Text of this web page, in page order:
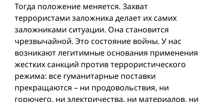
Тогда положение меняется. Захват
террористами заложника делает их самих
заложниками ситуации. Она становится
чрезвычайной. Это состояние войны. У нас
возникают легитимные основания применения
жестких санкций против террористического
режима: все гуманитарные поставки
прекращаются – ни продовольствия, ни
горючего, ни электричества, ни материалов, ни